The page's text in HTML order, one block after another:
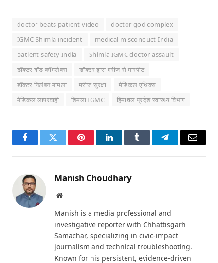
doctor beats patient video
doctor god complex
IGMC Shimla incident
medical misconduct India
patient safety India
Shimla IGMC doctor assault
डॉक्टर गॉड कॉम्प्लेक्स
डॉक्टर द्वारा मरीज से मारपीट
डॉक्टर निलंबन मामला
मरीज सुरक्षा
मेडिकल एथिक्स
मेडिकल लापरवाही
शिमला IGMC हिमाचल प्रदेश स्वास्थ्य विभाग
FacebookTwitter PinterestLinkedInTumblr TelegramEmail
Manish Choudhary
Website
Manish is a media professional and
investigative reporter with Chhattisgarh
Samachar, specializing in civic-impact
journalism and technical troubleshooting.
Known for his persistent, evidence-driven